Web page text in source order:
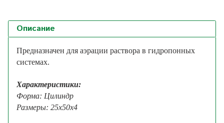
Описание
Предназначен для аэрации раствора в гидропонных
системах.
Характеристики:
Форма: Цилиндр
Размеры: 25х50х4